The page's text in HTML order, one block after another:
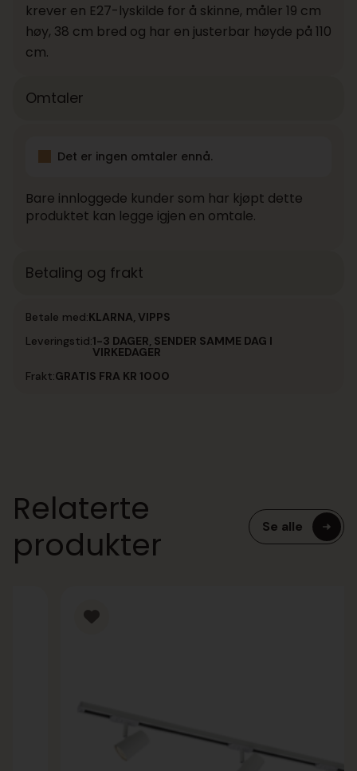
krever en E27-lyskilde for å skinne, måler 19 cm
høy, 38 cm bred og har en justerbar høyde på 110
cm.
Omtaler
Det er ingen omtaler ennå.
Bare innloggede kunder som har kjøpt dette
produktet kan legge igjen en omtale.
Betaling og frakt
Betale med:KLARNA, VIPPS
Leveringstid:1-3 DAGER, SENDER SAMME DAG I
VIRKEDAGER
Frakt:GRATIS FRA KR 1000
Relaterte
produkter
Se alle